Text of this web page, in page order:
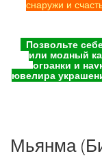
снаружи и
Позвольте
или модный
огранки и
ювелира
Мьянма